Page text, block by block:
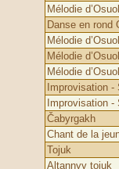
Mélodie
Danse en rond
Mélodie
Mélodie
Mélodie
Improvisation
Improvisation
Čabyrgakh
Chant de la
Tojuk
Altannyy tojuk